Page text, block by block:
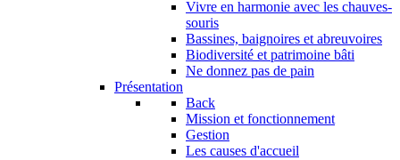
Vivre en harmonie avec les chauves-
souris
Bassines, baignoires et abreuvoires
Biodiversité et patrimoine bâti
Ne donnez pas de pain
Présentation
Back
Mission et fonctionnement
Gestion
Les causes d'accueil